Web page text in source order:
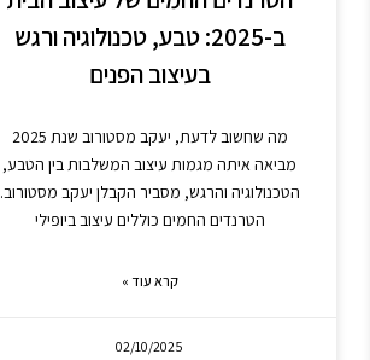
ב-2025: טבע, טכנולוגיה ורגש
בעיצוב הפנים
מה שחשוב לדעת, יעקב מסטורוב שנת 2025
מביאה איתה מגמות עיצוב המשלבות בין הטבע,
הטכנולוגיה והרגש, מסביר הקבלן יעקב מסטורוב.
הטרנדים החמים כוללים עיצוב ביופילי
קרא עוד »
02/10/2025